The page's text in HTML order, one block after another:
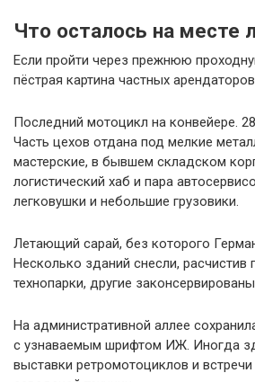
Что осталось на месте
Если пройти через прежнюю
пёстрая картина частных
Последний мотоцикл на конвейере.
Часть цехов отдана под мелкие
мастерские, в бывшем складском
логистический хаб и пара
легковушки и небольшие грузовики.
Летающий сарай, без которого
Несколько зданий снесли,
технопарки, другие
На административной аллее
с узнаваемым шрифтом ИЖ. Иногда
выставки ретромотоциклов и встречи